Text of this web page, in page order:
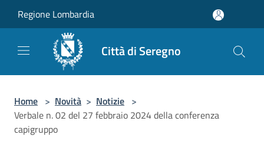
Regione Lombardia
Città di Seregno
Home > Novità > Notizie >
Verbale n. 02 del 27 febbraio 2024 della conferenza
capigruppo